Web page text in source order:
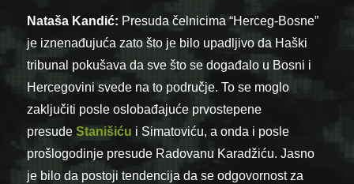
Nataša Kandić: Presuda čelnicima “Herceg-Bosne”
je iznenađujuća zato što je bilo upadljivo da Haški
tribunal pokušava da sve što se događalo u Bosni i
Hercegovini svede na to područje. To se moglo
zaključiti posle oslobađajuće prvostepene
presudeStanišiću i Simatoviću, a onda i posle
prošlogodinje presude Radovanu Karadžiću. Jasno
je bilo da postoji tendencija da se odgovornost za